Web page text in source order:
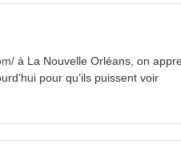
à La Nouvelle Orléans, on
pour qu’ils puissent voir